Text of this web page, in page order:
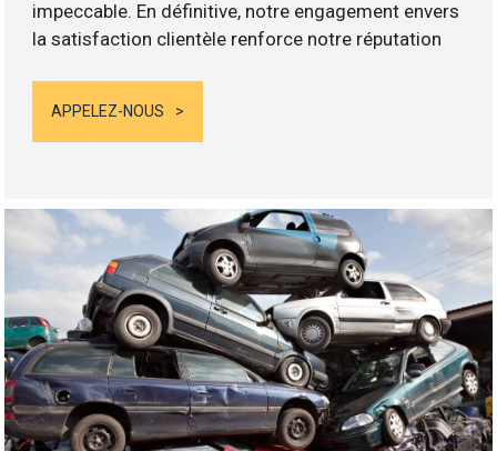
impeccable. En définitive, notre engagement envers
la satisfaction clientèle renforce notre réputation
APPELEZ-NOUS